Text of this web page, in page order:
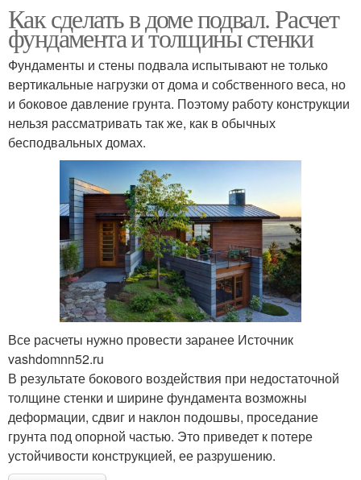
Как сделать в доме подвал. Расчет
фундамента и толщины стенки
Фундаменты и стены подвала испытывают не только
вертикальные нагрузки от дома и собственного веса, но
и боковое давление грунта. Поэтому работу конструкции
нельзя рассматривать так же, как в обычных
бесподвальных домах.
Все расчеты нужно провести заранее Источник
vashdomnn52.ru
В результате бокового воздействия при недостаточной
толщине стенки и ширине фундамента возможны
деформации, сдвиг и наклон подошвы, проседание
грунта под опорной частью. Это приведет к потере
устойчивости конструкцией, ее разрушению.